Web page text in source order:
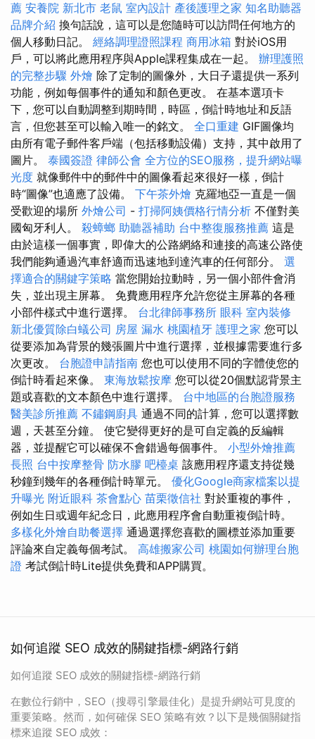
薦 安養院 新北市 老鼠 室內設計 產後護理之家 知名助聽器
品牌介紹 換句話說，這可以是您隨時可以訪問任何地方的
個人移動日記。 經絡調理證照課程 商用冰箱 對於iOS用
戶，可以將此應用程序與Apple課程集成在一起。 辦理護照
的完整步驟 外燴 除了定制的圖像外，大日子還提供一系列
功能，例如每個事件的通知和顏色更改。 在基本選項卡
下，您可以自動調整到期時間，時區，倒計時地址和反語
言，但您甚至可以輸入唯一的銘文。 全口重建 GIF圖像均
由所有電子郵件客戶端（包括移動設備）支持，其中啟用了
圖片。 泰國簽證 律師公會 全方位的SEO服務，提升網站曝
光度 就像郵件中的郵件中的圖像看起來很好一樣，倒計
時“圖像”也適應了設備。 下午茶外燴 克羅地亞一直是一個
受歡迎的場所 外燴公司 - 打掃阿姨價格行情分析 不僅對美
國匈牙利人。 殺蟑螂 助聽器補助 台中整復服務推薦 這是
由於這樣一個事實，即偉大的公路網絡和連接的高速公路使
我們能夠通過汽車舒適而迅速地到達汽車的任何部分。 選
擇適合的關鍵字策略 當您開始拉動時，另一個小部件會消
失，並出現主屏幕。 免費應用程序允許您從主屏幕的各種
小部件樣式中進行選擇。 台北律師事務所 眼科 室內裝修
新北優質除白蟻公司 房屋 漏水 桃園植牙 護理之家 您可以
從要添加為背景的幾張圖片中進行選擇，並根據需要進行多
次更改。 台胞證申請指南 您也可以使用不同的字體使您的
倒計時看起來像。 東海放鬆按摩 您可以從20個默認背景主
題或喜歡的文本顏色中進行選擇。 台中地區的台胞證服務
醫美診所推薦 不鏽鋼廚具 通過不同的計算，您可以選擇數
週，天甚至分鐘。 使它變得更好的是可自定義的反編輯
器，並提醒它可以確保不會錯過每個事件。 小型外燴推薦
長照 台中按摩整骨 防水膠 吧檯桌 該應用程序還支持從幾
秒鐘到幾年的各種倒計時單元。 優化Google商家檔案以提
升曝光 附近眼科 茶會點心 苗栗徵信社 對於重複的事​​件，
例如生日或週年紀念日，此應用程序會自動重複倒計時。
多樣化外燴自助餐選擇 通過選擇您喜歡的圖標並添加重要
評論來自定義每個考試。 高雄搬家公司 桃園如何辦理台胞
證 考試倒計時Lite提供免費和APP購買。
如何追蹤 SEO 成效的關鍵指標-網路行銷
如何追蹤 SEO 成效的關鍵指標-網路行銷
在數位行銷中，SEO（搜尋引擎最佳化）是提升網站可見度的
重要策略。然而，如何確保 SEO 策略有效？以下是幾個關鍵指
標來追蹤 SEO 成效：